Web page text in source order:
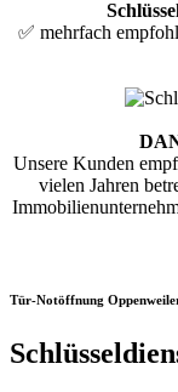
✅ mehrfach
Unsere Kunden
vielen Jahren
Tür-Notöffnung